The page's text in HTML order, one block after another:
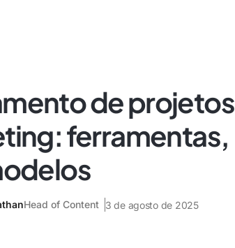
de projetos
ferramentas,
Head of Content 3 de agosto de 2025